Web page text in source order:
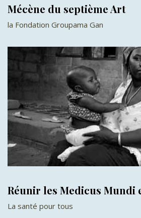
Mécène du septième Art
la Fondation Groupama Gan
Réunir les Medicus Mundi
La santé pour tous